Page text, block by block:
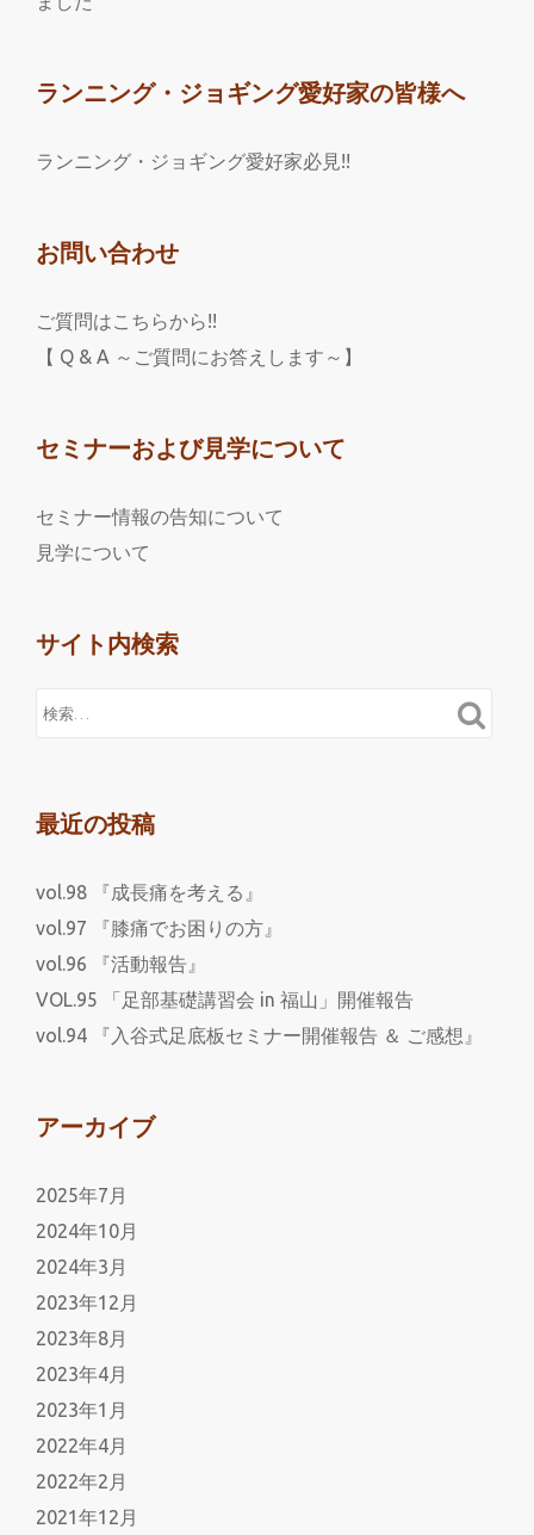
ランニング・ジョギング愛好家の皆様へ
ランニング・ジョギング愛好家必見!!
お問い合わせ
ご質問はこちらから!!
【 Q & A ～ご質問にお答えします～】
セミナーおよび見学について
セミナー情報の告知について
見学について
サイト内検索
最近の投稿
vol.98 『成長痛を考える』
vol.97 『膝痛でお困りの方』
vol.96 『活動報告』
VOL.95 「足部基礎講習会 in 福山」開催報告
vol.94 『入谷式足底板セミナー開催報告 ＆ ご感想』
アーカイブ
2025年7月
2024年10月
2024年3月
2023年12月
2023年8月
2023年4月
2023年1月
2022年4月
2022年2月
2021年12月